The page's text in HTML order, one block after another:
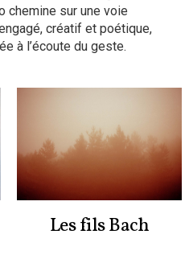
chemine sur une voie
créatif et poétique,
à l’écoute du geste.
Les fils Bach